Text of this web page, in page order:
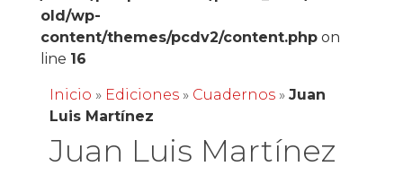
old/wp-
content/themes/pcdv2/content.phpon
line 16
Inicio » Ediciones» Cuadernos» Juan
Luis Martínez
Juan Luis Martínez